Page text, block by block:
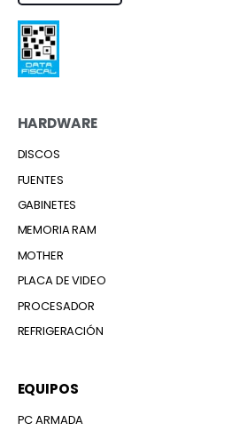
HARDWARE
DISCOS
FUENTES
GABINETES
MEMORIA RAM
MOTHER
PLACA DE VIDEO
PROCESADOR
REFRIGERACIÓN
EQUIPOS
PC ARMADA